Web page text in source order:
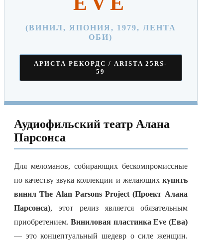
(ВИНИЛ, ЯПОНИЯ, 1979, ЛЕНТА
ОБИ)
АРИСТА РЕКОРДС / ARISTA 25RS-
59
Аудиофильский театр Алана
Парсонса
Для меломанов, собирающих бескомпромиссные
по качеству звука коллекции и желающих купить
винил The Alan Parsons Project (Проект Алана
Парсонса), этот релиз является обязательным
приобретением.Виниловая пластинка Eve (Ева)
— это концептуальный шедевр о силе женщин.